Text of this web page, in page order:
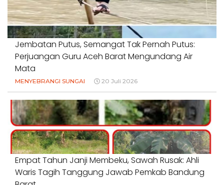
Jembatan Putus, Semangat Tak Pernah Putus:
Perjuangan Guru Aceh Barat Mengundang Air
Mata
MENYEBRANGI SUNGAI 20 Juli 2026
Empat Tahun Janji Membeku, Sawah Rusak: Ahli
Waris Tagih Tanggung Jawab Pemkab Bandung